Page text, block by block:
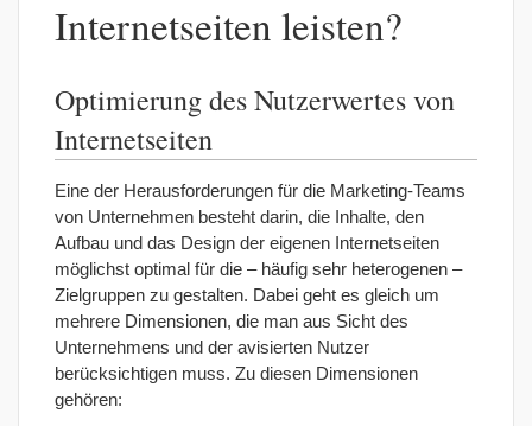
Internetseiten leisten?
Optimierung des Nutzerwertes von
Internetseiten
Eine der Herausforderungen für die Marketing-Teams
von Unternehmen besteht darin, die Inhalte, den
Aufbau und das Design der eigenen Internetseiten
möglichst optimal für die – häufig sehr heterogenen –
Zielgruppen zu gestalten. Dabei geht es gleich um
mehrere Dimensionen, die man aus Sicht des
Unternehmens und der avisierten Nutzer
berücksichtigen muss. Zu diesen Dimensionen
gehören: